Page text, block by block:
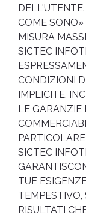
COME
MISURA
SICTEC
CONDIZIONI
IMPLICITE,
LE GARANZIE
SICTEC
TUE
TEMPESTIVO,
RISULTATI